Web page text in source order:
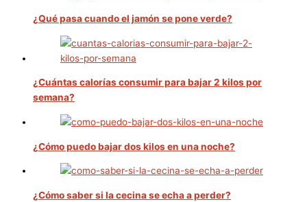
¿Qué pasa cuando el jamón se pone verde?
¿Cuántas calorías consumir para bajar 2 kilos por
semana?
¿Cómo puedo bajar dos kilos en una noche?
¿Cómo saber si la cecina se echa a perder?